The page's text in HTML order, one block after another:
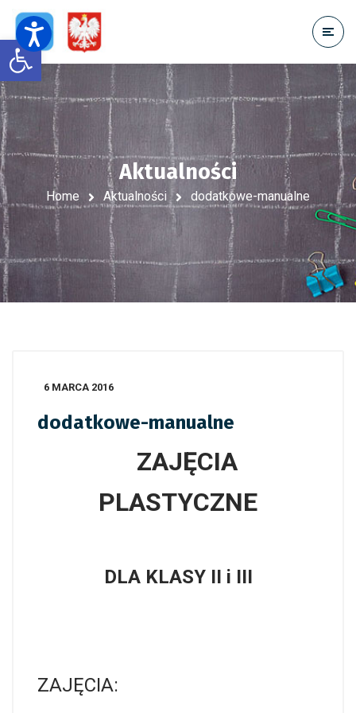
Open toolbar
Aktualności
Home Aktualności dodatkowe-manualne
6 MARCA 2016
dodatkowe-manualne
ZAJĘCIA
PLASTYCZNE
DLA KLASY II i III
ZAJĘCIA: